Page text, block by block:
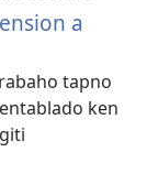
a
tapno
ken